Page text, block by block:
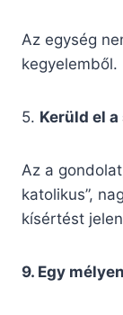
Az egység
kegyelemből.
5. Kerüld el
Az a
katolikus”,
kísértést
9. Egy